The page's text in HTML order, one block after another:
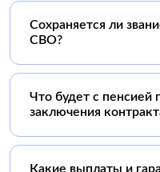
Сохраняется ли
СВО?
Что будет с
заключения
Какие выплаты и